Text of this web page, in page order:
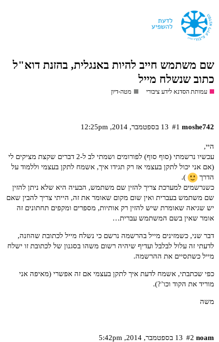
שם משתמש חייב להיות באנגלית, בהזנת דוא"ל
כתוב שנשלח מייל
עמותת הסדנא לידע ציבורי מטה-דיון
moshe742 13 בספטמבר,‏ 2014,‏ 12:25pm #1
היי,
עכשיו נרשמתי (סוף סוף) לפורומים ושמתי לב ל-2 דברים שקצת מציקים לי
(אם אני יכול לתקן בעצמי אז רק תגידו איך, אשמח לתקן בעצמי וללמוד על
הדרך
).
כשנרשמים למערכת צריך להזין שם משתמש, הבעיה היא שלא ניתן להזין
שם משתמש בעברית ואין שום מקום שאומר את זה, הייתי צריך להבין שאם
יש שגיאה שאומרת שיש להזין רק אותיות, מספרים ומקפים תחתונים זה
אומר שאין בשם המשתמש עברית…
דבר שני, כשמזינים מייל בהרשמה נרשם כי נשלח מייל לכתובת שהוזנה,
לדעתי זה עלול לבלבל ועדיף שיהיה רשום משהו בסגנון של לכתובת זו ישלח
מייל כשתסיים את ההרשמה.
כפי שכתבתי, אשמח לדעת איך לתקן בעצמי אם זה אפשרי (מאיפה אני
מוריד את הקוד וכו’?).
משה
noam 13 בספטמבר,‏ 2014,‏ 5:42pm #2